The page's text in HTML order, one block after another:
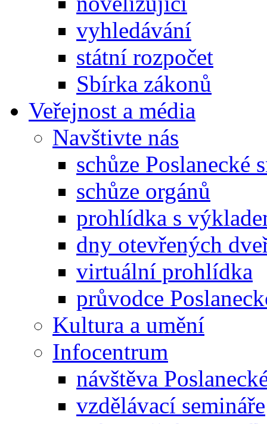
vyhledávání
státní rozpočet
Sbírka zákonů
Veřejnost a média
Navštivte nás
schůze Poslanecké
schůze orgánů
prohlídka s
dny otevřených
virtuální prohlídka
průvodce
Kultura a umění
Infocentrum
návštěva
vzdělávací semináře